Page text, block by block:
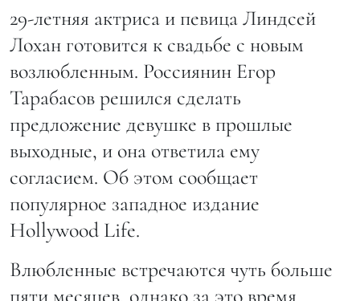
29-летняя актриса и певица Линдсей
Лохан готовится к свадьбе с новым
возлюбленным. Россиянин Егор
Тарабасов решился сделать
предложение девушке в прошлые
выходные, и она ответила ему
согласием. Об этом сообщает
популярное западное издание
Hollywood Life.
Влюбленные встречаются чуть больше
пяти месяцев, однако за это время